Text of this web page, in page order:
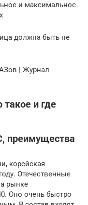
и максимальное
должна быть не
| Журнал
такое и где
преимущества
корейская
Отечественные
рынке
Оно очень быстро